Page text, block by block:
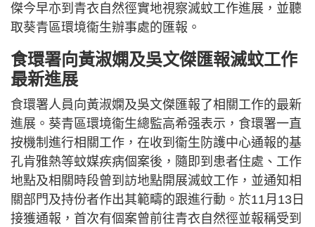
傑今早亦到青衣自然徑實地視察滅蚊工作進展，並聽
取葵青區環境衞生辦事處的匯報。
食環署向黃淑嫻及吳文傑匯報滅蚊工作
最新進展
食環署人員向黃淑嫻及吳文傑匯報了相關工作的最新
進展。葵青區環境衞生總監高希强表示，食環署一直
按機制進行相關工作，在收到衞生防護中心通報的基
孔肯雅熱等蚊媒疾病個案後，隨即到患者住處、工作
地點及相關時段曾到訪地點開展滅蚊工作，並通知相
關部門及持份者作出其範疇的跟進行動。於11月13日
接獲通報，首次有個案曾前往青衣自然徑並報稱受到